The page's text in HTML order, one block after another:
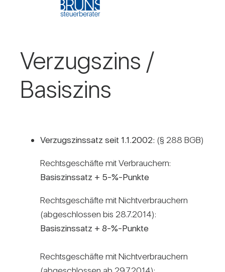
Ver­zugs­zins /​
Basis­zins
Ver­zugs­zins­satz seit 1.1.2002: (§ 288 BGB)
Rechts­ge­schäfte mit Ver­brau­chern:
Basis­zins­satz + 5-%-Punkte
Rechts­ge­schäfte mit Nicht­ver­brau­chern
(abge­schlossen bis 28.7.2014):
Basis­zins­satz + 8-%-Punkte
Rechts­ge­schäfte mit Nicht­ver­brau­chern